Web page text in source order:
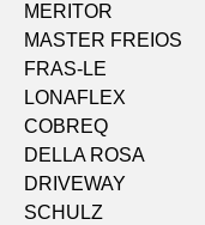
MERITOR
MASTER FREIOS
FRAS-LE
LONAFLEX
COBREQ
DELLA ROSA
DRIVEWAY
SCHULZ